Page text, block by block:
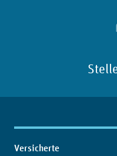
Inhaltsübersicht
Versicherte